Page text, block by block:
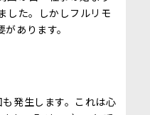
した。しかしフルリモ
あります。
発生します。これは心